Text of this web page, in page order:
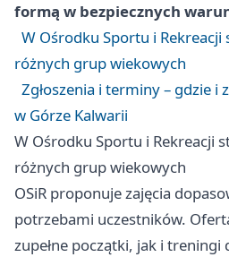
formą w bezpiecznych
W Ośrodku Sportu i
różnych grup wiekowych
Zgłoszenia i terminy – gdzie i
w Górze Kalwarii
W Ośrodku Sportu i Rekreacji
różnych grup wiekowych
OSiR proponuje zajęcia
potrzebami uczestników.
zupełne początki, jak i treningi